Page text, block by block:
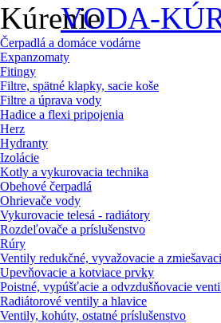
VODA-
Čerpadlá a domáce vodárne
Expanzomaty
Fitingy
Filtre, spätné klapky, sacie koše
Filtre a úprava vody
Hadice a flexi pripojenia
Herz
Hydranty
Izolácie
Kotly a vykurovacia technika
Obehové čerpadlá
Ohrievače vody
Vykurovacie telesá - radiátory
Rozdeľovače a príslušenstvo
Rúry
Ventily redukčné, vyvažovacie a
Upevňovacie a kotviace prvky
Poistné, vypúšťacie a odvzdušňovacie
Radiátorové ventily a hlavice
Ventily, kohúty, ostatné príslušenstvo